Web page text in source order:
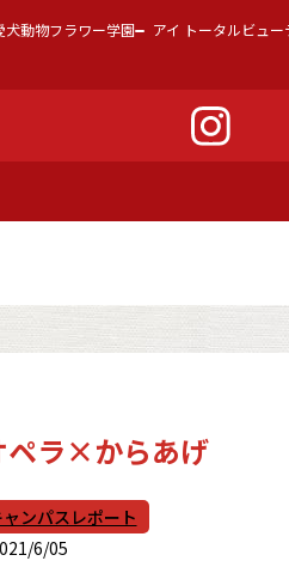
犬動物フラワー学園 アイ トータルビュー
ペラ×からあげ
ンパスレポート
6/05